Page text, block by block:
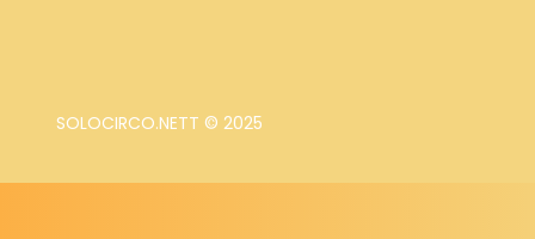
SOLOCIRCO.NETT © 2025